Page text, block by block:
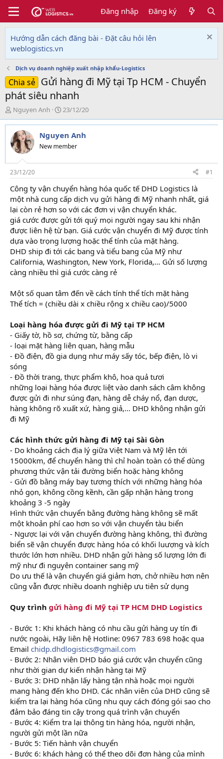
Đăng nhập Đăng ký
Hướng dẫn cách đăng bài - Đặt câu hỏi lên
weblogistics.vn
Dịch vụ doanh nghiệp xuất nhập khẩu-Logistics
Chia sẻ Gửi hàng đi Mỹ tại Tp HCM - Chuyển
phát siêu nhanh
T
h
r
e
a
d
s
t
a
r
t
e
r
Nguyen Anh
N
g
à
y
g
i
23/12/20
Nguyen Anh
New member
23/12/20 #1
Công ty vận chuyển hàng hóa quốc tế DHD Logistics là
một nhà cung cấp dịch vụ gửi hàng đi Mỹ nhanh nhất, giá
lại còn rẻ hơn so với các đơn vị vận chuyển khác.
giá cước được gửi tới quý mọi người ngay sau khi nhận
được liên hệ từ bạn. Giá cước vận chuyển đi Mỹ được tính
dựa vào trọng lượng hoặc thể tính của mặt hàng.
DHD ship đi tới các bang và tiểu bang của Mỹ như
California, Washington, New York, Florida,... Gửi số lượng
càng nhiều thì giá cước càng rẻ
Một số quan tâm đến về cách tính thể tích mặt hàng
Thể tích = (chiều dài x chiều rộng x chiều cao)/5000
Loại hàng hóa được gửi đi Mỹ tại TP HCM
- Giấy tờ, hồ sơ, chứng từ, bằng cấp
- loại mặt hàng liên quan, hàng mẫu
- Đồ điện, đồ gia dụng như máy sấy tóc, bếp điện, lò vi
sóng
- Đồ thời trang, thực phẩm khô, hoa quả tươi
những loại hàng hóa được liệt vào danh sách câm không
được gửi đi như súng đạn, hàng dễ cháy nổ, đạn dược,
hàng không rõ xuất xứ, hàng giả,... DHD không nhận gửi
đi Mỹ
Các hình thức gửi hàng đi Mỹ tại Sài Gòn
- Do khoảng cách địa lý giữa Việt Nam và Mỹ lên tới
15000km, để chuyển hàng thì chỉ hoàn toàn có thể dùng
phương thức vận tải đường biển hoặc hàng không
- Gửi đồ bằng máy bay tương thích với những hàng hóa
nhỏ gọn, không cồng kềnh, cần gấp nhận hàng trong
khoảng 3 -5 ngày
Hình thức vận chuyển bằng đường hàng không sẽ mất
một khoản phí cao hơn so với vận chuyển tàu biển
- Ngược lại với vận chuyển đường hàng không, thì đường
biển sẽ vận chuyển được hàng hóa có khối luượng và kích
thước lớn hơn nhiều. DHD nhận gửi hàng số lượng lớn đi
mỹ như đi nguyên container sang mỹ
Do ưu thế là vận chuyển giá giảm hơn, chở nhiều hơn nên
cũng vẫn được nhiều doanh nghiệp ưu tiên sử dụng
Quy trình gửi hàng đi Mỹ tại TP HCM DHD Logistics
- Bước 1: Khi khách hàng có nhu cầu gửi hàng uy tín đi
nước ngoài, Hãy liên hệ Hotline: 0967 783 698 hoặc qua
Email chidp.dhdlogistics@gmail.com
- Bước 2: Nhân viên DHD báo giá cước vận chuyển cũng
như thời gian dự kiến nhận hàng tại Mỹ
- Bước 3: DHD nhận lấy hàng tận nhà hoặc mọi người
mang hàng đến kho DHD. Các nhân viên của DHD cũng sẽ
kiểm tra lại hàng hóa cũng nhu quy cách đóng gói sao cho
đảm bảo đáng tin cậy trong quá trình vận chuyển
- Bước 4: Kiểm tra lại thông tin hàng hóa, người nhận,
người gửi một lần nữa
- Bước 5: Tiến hành vận chuyển
- Bước 6: khách hàng có thể theo dõi đơn hàng của mình